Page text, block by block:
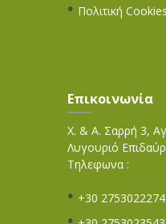
Πολιτική Cookies
Επικοινωνία
Χ. & Α. Σαρρή 3,
Λυγουριό
Τηλεφωνα :
+30 2753022274